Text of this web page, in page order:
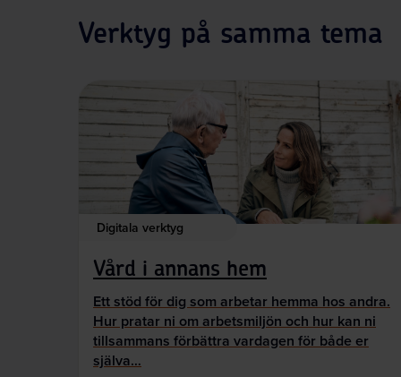
Verktyg på samma tema
Digitala verktyg
Vård i annans hem
Ett stöd för dig som arbetar hemma hos andra.
Hur pratar ni om arbetsmiljön och hur kan ni
tillsammans förbättra vardagen för både er
själva…